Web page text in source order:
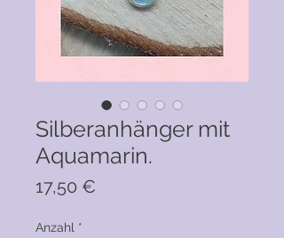
Silberanhänger mit
Aquamarin.
17,50 €
Anzahl *